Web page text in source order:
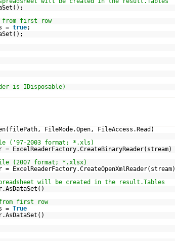
from first row
= true;
is IDisposable)
FileMode.Open, FileAccess.Read)
('97-2003 format; *.xls)
= ExcelReaderFactory.CreateBinaryReader(stream)
(2007 format; *.xlsx)
= ExcelReaderFactory.CreateOpenXmlReader(stream)
will be created in the result.Tables
from first row
= True